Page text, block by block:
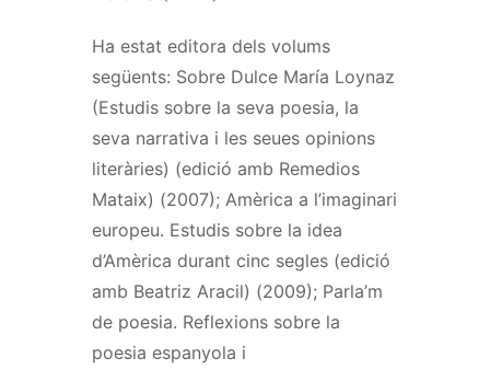
Ha estat editora dels volums
següents: Sobre Dulce María Loynaz
(Estudis sobre la seva poesia, la
seva narrativa i les seues opinions
literàries) (edició amb Remedios
Mataix) (2007); Amèrica a l’imaginari
europeu. Estudis sobre la idea
d’Amèrica durant cinc segles (edició
amb Beatriz Aracil) (2009); Parla’m
de poesia. Reflexions sobre la
poesia espanyola i